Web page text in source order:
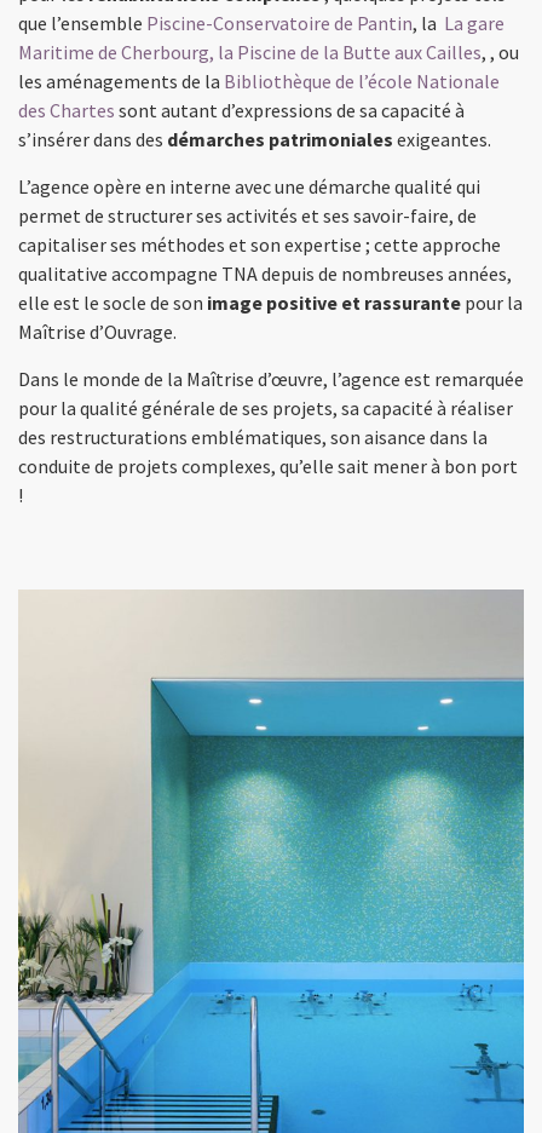
que l’ensemble Piscine-Conservatoire de Pantin, la La gare
Maritime de Cherbourg, la Piscine de la Butte aux Cailles, , ou
les aménagements de la Bibliothèque de l’école Nationale
des Chartes sont autant d’expressions de sa capacité à
s’insérer dans des démarches patrimoniales exigeantes.
L’agence opère en interne avec une démarche qualité qui
permet de structurer ses activités et ses savoir-faire, de
capitaliser ses méthodes et son expertise ; cette approche
qualitative accompagne TNA depuis de nombreuses années,
elle est le socle de son image positive et rassurante pour la
Maîtrise d’Ouvrage.
Dans le monde de la Maîtrise d’œuvre, l’agence est remarquée
pour la qualité générale de ses projets, sa capacité à réaliser
des restructurations emblématiques, son aisance dans la
conduite de projets complexes, qu’elle sait mener à bon port
!